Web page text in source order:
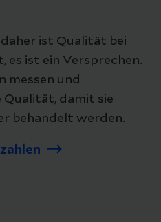
ist Qualität bei
es ist ein Versprechen.
messen und
damit sie
behandelt werden.